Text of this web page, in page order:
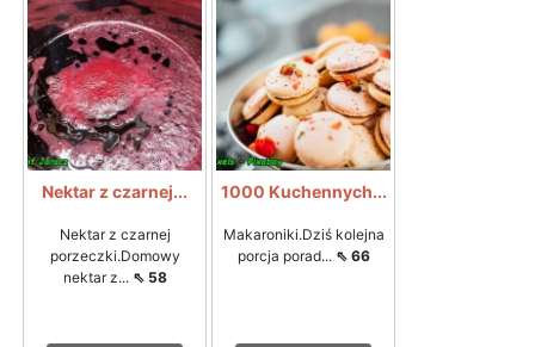
Nektar z czarnej...
Nektar z czarnej
porzeczki.Domowy
nektar z... ⇖ 58
1000 Kuchennych...
Makaroniki.Dziś kolejna
porcja porad... ⇖ 66